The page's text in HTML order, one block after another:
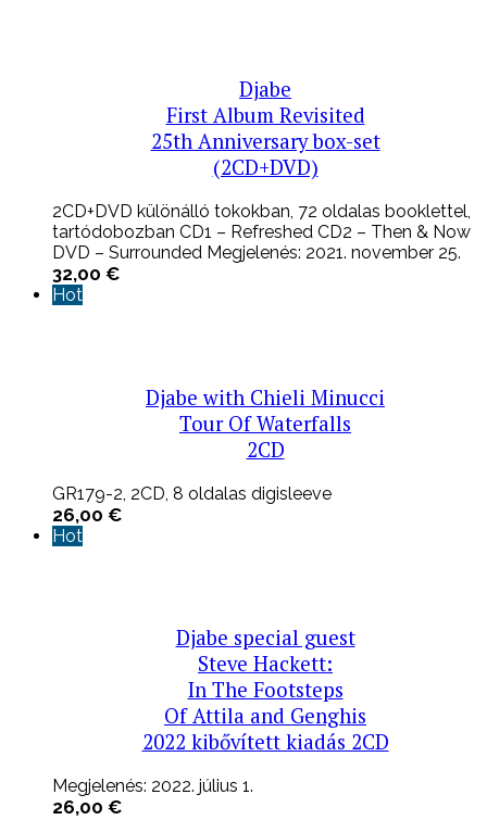
Djabe
First Album Revisited
25th Anniversary box-set
(2CD+DVD)
2CD+DVD különálló tokokban, 72 oldalas booklettel,
tartódobozban CD1 – Refreshed CD2 – Then & Now
DVD – Surrounded Megjelenés: 2021. november 25.
32,00 €
Hot
Djabe with Chieli Minucci
Tour Of Waterfalls
2CD
GR179-2, 2CD, 8 oldalas digisleeve
26,00 €
Hot
Djabe special guest
Steve Hackett:
In The Footsteps
Of Attila and Genghis
2022 kibővített kiadás 2CD
Megjelenés: 2022. július 1.
26,00 €